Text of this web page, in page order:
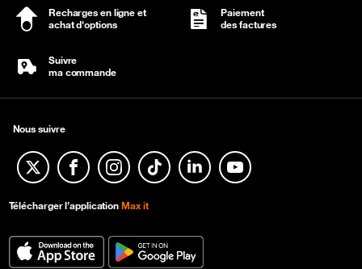
Recharges en ligne et
achat d'options
Paiement
des factures
Suivre
ma commande
Nous suivre
Twitter FacebookInstagramTikTok Linkedin YouTube
Télécharger l’applicationMax it